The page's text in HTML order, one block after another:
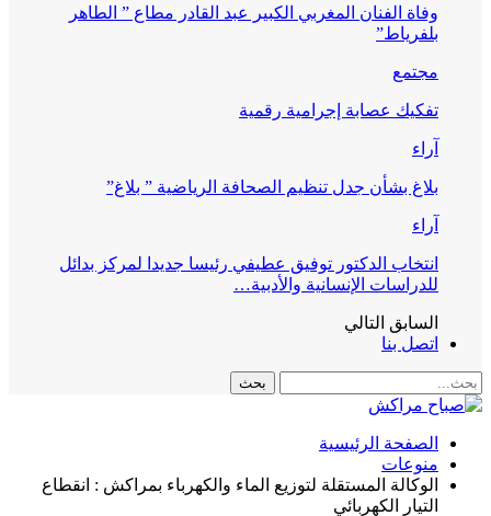
وفاة الفنان المغربي الكبير عبد القادر مطاع ” الطاهر
بلفرياط”
مجتمع
تفكيك عصابة إجرامية رقمية
آراء
بلاغ بشأن جدل تنظيم الصحافة الرياضية ” بلاغ”
آراء
انتخاب الدكتور توفيق عطيفي رئيسا جديدا لمركز بدائل
للدراسات الإنسانية والأدبية…
السابق التالي
اتصل بنا
الصفحة الرئيسية
منوعات
الوكالة المستقلة لتوزيع الماء والكهرباء بمراكش : انقطاع
التيار الكهربائي